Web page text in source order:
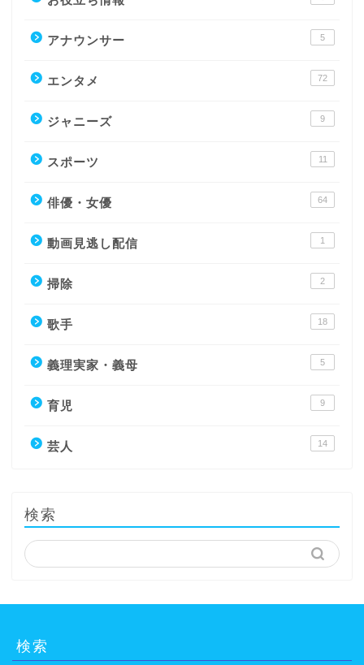
アナウンサー 5
エンタメ 72
ジャニーズ 9
スポーツ 11
俳優・女優 64
動画見逃し配信 1
掃除 2
歌手 18
義理実家・義母 5
育児 9
芸人 14
検索
検索